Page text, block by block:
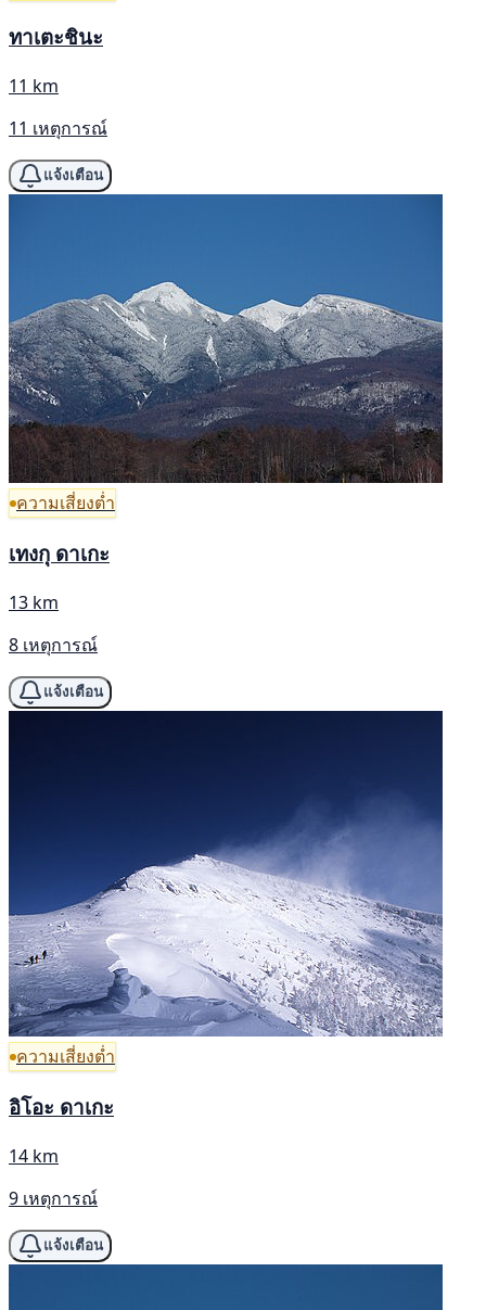
ทาเตะชินะ
11 km
11 เหตุการณ์
แจ้งเตือน
ความเสี่ยงต่ำ
เทงกุ ดาเกะ
13 km
8 เหตุการณ์
แจ้งเตือน
ความเสี่ยงต่ำ
อิโอะ ดาเกะ
14 km
9 เหตุการณ์
แจ้งเตือน